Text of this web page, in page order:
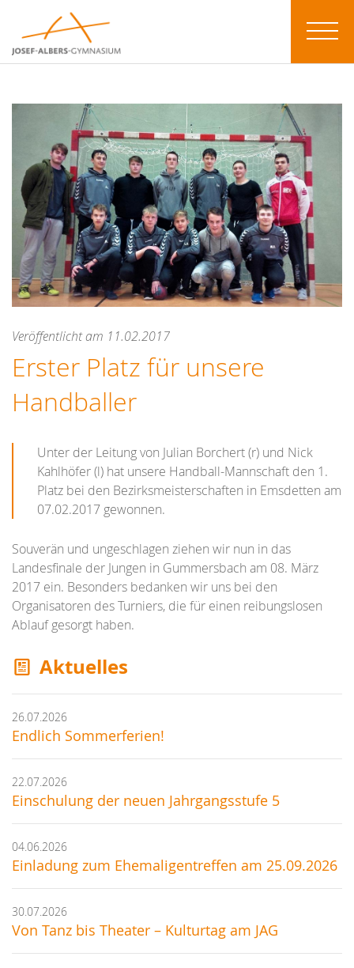
Veröffentlicht am 11.02.2017
Erster Platz für unsere
Handballer
Unter der Leitung von Julian Borchert (r) und Nick
Kahlhöfer (l) hat unsere Handball-Mannschaft den 1.
Platz bei den Bezirksmeisterschaften in Emsdetten am
07.02.2017 gewonnen.
Souverän und ungeschlagen ziehen wir nun in das
Landesfinale der Jungen in Gummersbach am 08. März
2017 ein. Besonders bedanken wir uns bei den
Organisatoren des Turniers, die für einen reibungslosen
Ablauf gesorgt haben.
Aktuelles
26.07.2026
Endlich Sommerferien!
22.07.2026
Einschulung der neuen Jahrgangsstufe 5
04.06.2026
Einladung zum Ehemaligentreffen am 25.09.2026
30.07.2026
Von Tanz bis Theater – Kulturtag am JAG